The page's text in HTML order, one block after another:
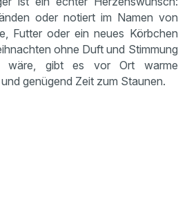
oder notiert im Namen von
Futter oder ein neues Körbchen
ohne Duft und Stimmung
wäre, gibt es vor Ort warme
genügend Zeit zum Staunen.